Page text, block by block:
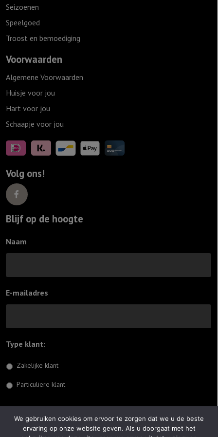
Seizoenen
Speelgoed
Troost en bemoediging
Voorwaarden
Algemene Voorwaarden
Huisje voor jou
Hart voor jou
Schaapje voor jou
Volg ons!
Blijf op de hoogte
Naam
E-mailadres
Type klant:
Zakelijke klant
Particuliere klant
© 2026 Jiftach
We gebruiken cookies om ervoor te zorgen dat we u de beste
ervaring op onze website geven. Als u doorgaat met het